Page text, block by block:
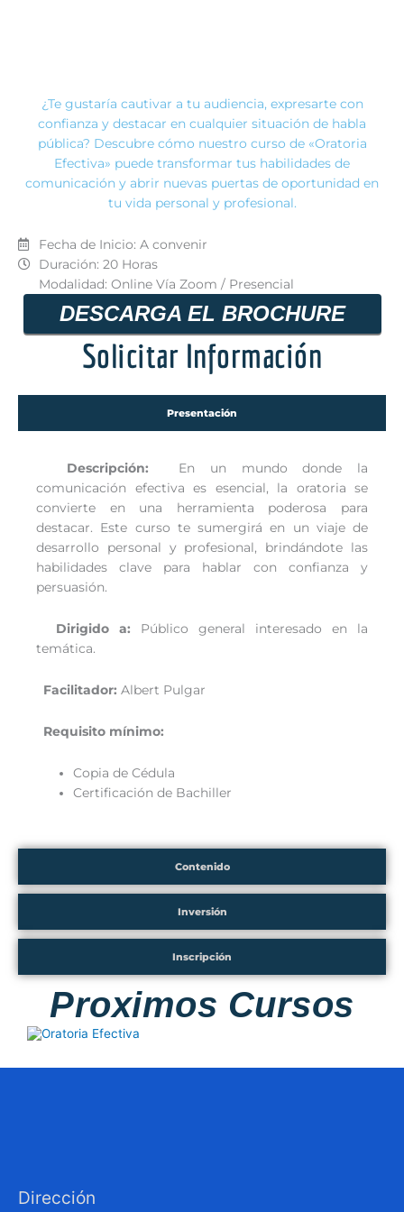
¿Te gustaría cautivar a tu audiencia, expresarte con
confianza y destacar en cualquier situación de habla
pública? Descubre cómo nuestro curso de «Oratoria
Efectiva» puede transformar tus habilidades de
comunicación y abrir nuevas puertas de oportunidad en
tu vida personal y profesional.
Fecha de Inicio: A convenir
Duración: 20 Horas
Modalidad: Online Vía Zoom / Presencial
DESCARGA EL BROCHURE
Solicitar Información
Presentación
Contenido
Inversión
Inscripción
Descripción: En un mundo donde la
comunicación efectiva es esencial, la oratoria se
convierte en una herramienta poderosa para
destacar. Este curso te sumergirá en un viaje de
desarrollo personal y profesional, brindándote las
habilidades clave para hablar con confianza y
persuasión.
Dirigido a: Público general interesado en la
temática.
Facilitador: Albert Pulgar
Requisito mínimo:
Copia de Cédula
Certificación de Bachiller
Proximos Cursos
Dirección